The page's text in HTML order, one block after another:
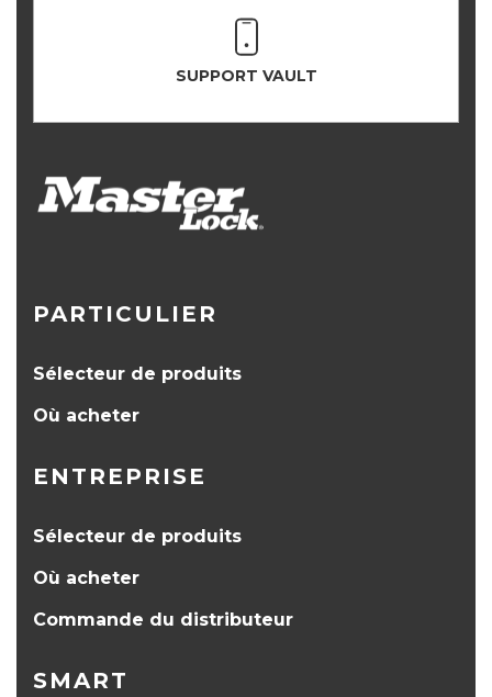
SUPPORT VAULT
PARTICULIER
Sélecteur de produits
Où acheter
ENTREPRISE
Sélecteur de produits
Où acheter
Commande du distributeur
SMART